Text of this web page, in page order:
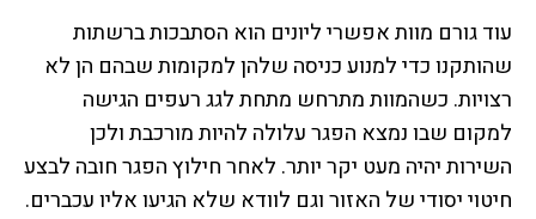
עוד גורם מוות אפשרי ליונים הוא הסתבכות ברשתות
שהותקנו כדי למנוע כניסה שלהן למקומות שבהם הן לא
רצויות. כשהמוות מתרחש מתחת לגג רעפים הגישה
למקום שבו נמצא הפגר עלולה להיות מורכבת ולכן
השירות יהיה מעט יקר יותר. לאחר חילוץ הפגר חובה לבצע
חיטוי יסודי של האזור וגם לוודא שלא הגיעו אליו עכברים.